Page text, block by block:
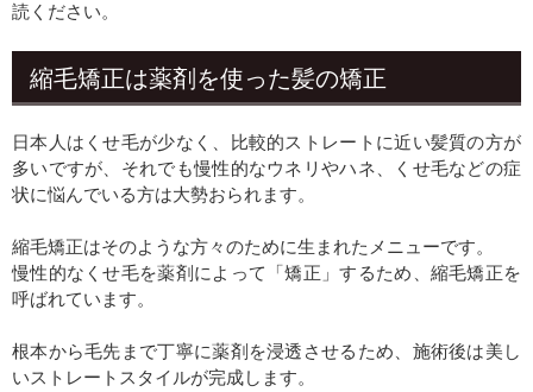
読ください。
縮毛矯正は薬剤を使った髪の矯正
日本人はくせ毛が少なく、比較的ストレートに近い髪質の方が
多いですが、それでも慢性的なウネリやハネ、くせ毛などの症
状に悩んでいる方は大勢おられます。
縮毛矯正はそのような方々のために生まれたメニューです。
慢性的なくせ毛を薬剤によって「矯正」するため、縮毛矯正を
呼ばれています。
根本から毛先まで丁寧に薬剤を浸透させるため、施術後は美し
いストレートスタイルが完成します。